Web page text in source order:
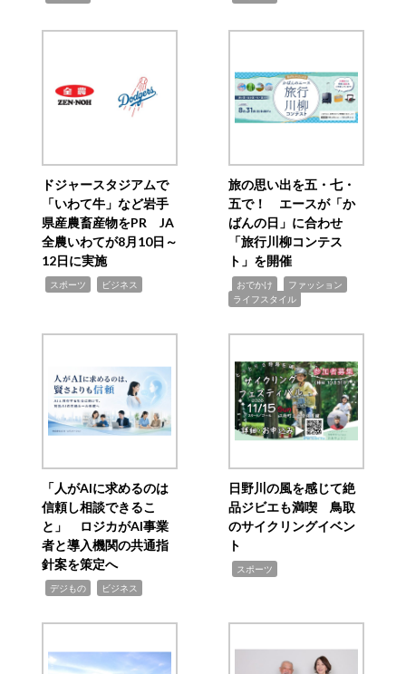
ドジャースタジアムで
「いわて牛」など岩手
県産農畜産物をPR JA
全農いわてが8月10日～
12日に実施
スポーツ ビジネス
旅の思い出を五・七・
五で！ エースが「か
ばんの日」に合わせ
「旅行川柳コンテス
ト」を開催
おでかけ ファッション
ライフスタイル
「人がAIに求めるのは
信頼し相談できるこ
と」 ロジカがAI事業
者と導入機関の共通指
針案を策定へ
デジもの ビジネス
日野川の風を感じて絶
品ジビエも満喫 鳥取
のサイクリングイベン
ト
スポーツ